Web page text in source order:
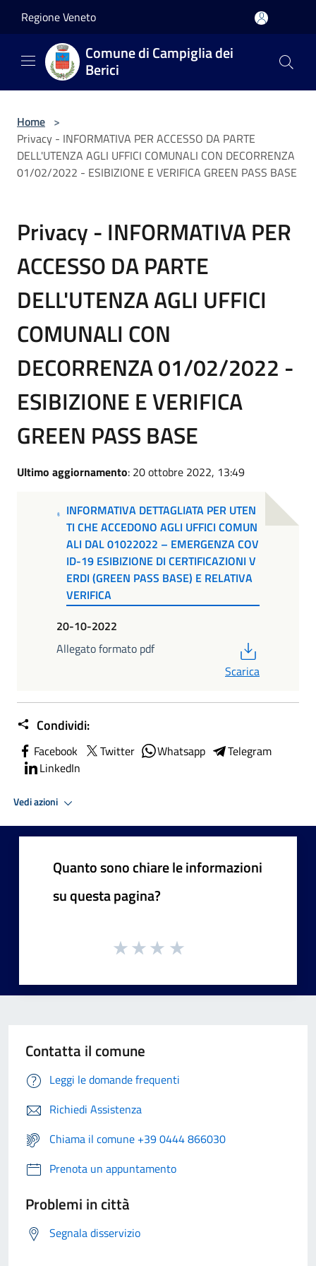
Regione Veneto
Comune di Campiglia dei
Berici
Home >
Privacy - INFORMATIVA PER ACCESSO DA PARTE
DELL'UTENZA AGLI UFFICI COMUNALI CON DECORRENZA
01/02/2022 - ESIBIZIONE E VERIFICA GREEN PASS BASE
Privacy - INFORMATIVA PER
ACCESSO DA PARTE
DELL'UTENZA AGLI UFFICI
COMUNALI CON
DECORRENZA 01/02/2022 -
ESIBIZIONE E VERIFICA
GREEN PASS BASE
Ultimo aggiornamento: 20 ottobre 2022, 13:49
INFORMATIVA DETTAGLIATA PER UTEN
TI CHE ACCEDONO AGLI UFFICI COMUN
ALI DAL 01022022 – EMERGENZA COV
ID-19 ESIBIZIONE DI CERTIFICAZIONI V
ERDI (GREEN PASS BASE) E RELATIVA
VERIFICA
20-10-2022
Allegato formato pdf
Scarica
Condividi:
Facebook Twitter Whatsapp
Telegram
LinkedIn
Vedi azioni
Quanto sono chiare le informazioni
su questa pagina?
Contatta il comune
Leggi le domande frequenti
Richiedi Assistenza
Chiama il comune +39 0444 866030
Prenota un appuntamento
Problemi in città
Segnala disservizio